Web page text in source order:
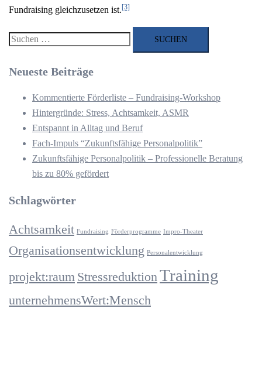
Fundraising gleichzusetzen ist.[3]
Suchen
Neueste Beiträge
Kommentierte Förderliste – Fundraising-Workshop
Hintergründe: Stress, Achtsamkeit, ASMR
Entspannt in Alltag und Beruf
Fach-Impuls “Zukunftsfähige Personalpolitik”
Zukunftsfähige Personalpolitik – Professionelle Beratung
bis zu 80% gefördert
Schlagwörter
Achtsamkeit Fundraising Förderprogramme Impro-Theater
Organisationsentwicklung Personalentwicklung
projekt:raum StressreduktionTraining
unternehmensWert:Mensch